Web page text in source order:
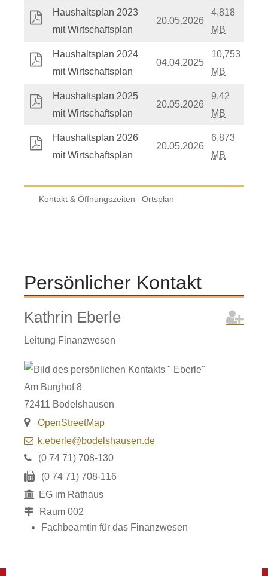
Persönlicher Kontakt
Kathrin Eberle
Leitung Finanzwesen
Am Burghof 8
72411 Bodelshausen
OpenStreetMap
k.eberle@bodelshausen.de
(0 74 71) 708-130
(0 74 71) 708-116
EG im Rathaus
Raum 002
Fachbeamtin für das Finanzwesen
Haushaltsplan 2023
mit Wirtschaftsplan
20.05.2026
4,818
MB
Haushaltsplan 2024
mit Wirtschaftsplan
04.04.2025
10,753
MB
Haushaltsplan 2025
mit Wirtschaftsplan
20.05.2026
9,42
MB
Haushaltsplan 2026
mit Wirtschaftsplan
20.05.2026
6,873
MB
Kontakt & Öffnungszeiten Ortsplan